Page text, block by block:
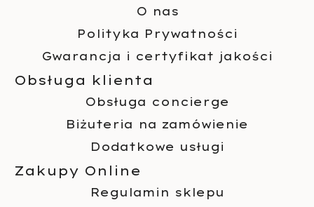
O nas
Polityka Prywatności
Gwarancja i certyfikat jakości
Obsługa klienta
Obsługa concierge
Biżuteria na zamówienie
Dodatkowe usługi
Zakupy Online
Regulamin sklepu